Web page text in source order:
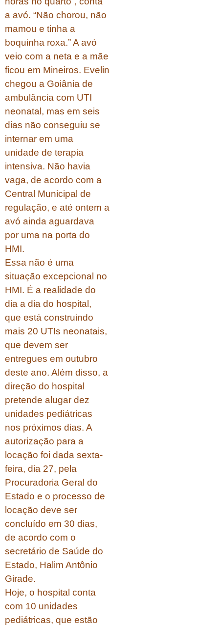
a avó. “Não chorou, não
mamou e tinha a
boquinha roxa.” A avó
veio com a neta e a mãe
ficou em Mineiros. Evelin
chegou a Goiânia de
ambulância com UTI
neonatal, mas em seis
dias não conseguiu se
internar em uma
unidade de terapia
intensiva. Não havia
vaga, de acordo com a
Central Municipal de
regulação, e até ontem a
avó ainda aguardava
por uma na porta do
HMI.
Essa não é uma
situação excepcional no
HMI. É a realidade do
dia a dia do hospital,
que está construindo
mais 20 UTIs neonatais,
que devem ser
entregues em outubro
deste ano. Além disso, a
direção do hospital
pretende alugar dez
unidades pediátricas
nos próximos dias. A
autorização para a
locação foi dada sexta-
feira, dia 27, pela
Procuradoria Geral do
Estado e o processo de
locação deve ser
concluído em 30 dias,
de acordo com o
secretário de Saúde do
Estado, Halim Antônio
Girade.
Hoje, o hospital conta
com 10 unidades
pediátricas, que estão